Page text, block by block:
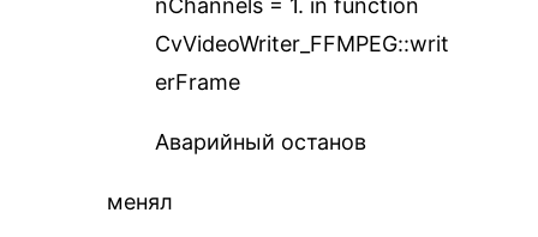
nChannels = 1. in function
CvVideoWriter_FFMPEG::writ
erFrame
Аварийный останов
менял